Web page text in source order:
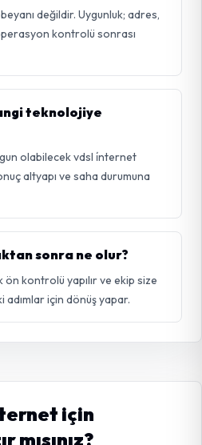
değildir. Uygunluk; adres,
kontrolü sonrası
teknolojiye
olabilecek vdsl i̇nternet
altyapı ve saha durumuna
sonra ne olur?
ön kontrolü yapılır ve ekip size
için dönüş yapar.
için
mısınız?